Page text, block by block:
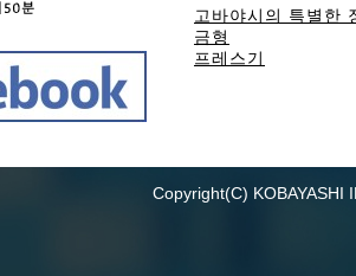
고바야시의 특별한
금형
프레스기
Copyright(C)